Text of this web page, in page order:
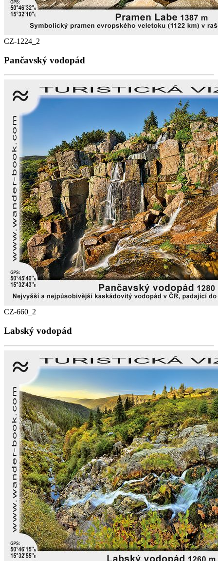
CZ-1224_2
Pančavský vodopád
CZ-660_2
Labský vodopád